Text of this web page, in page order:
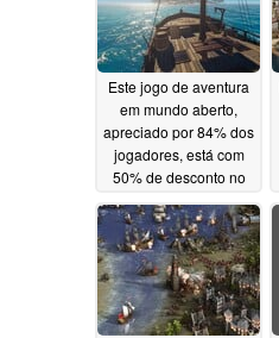
Este jogo de aventura
em mundo aberto,
apreciado por 84% dos
jogadores, está com
50% de desconto no
05/20/2026